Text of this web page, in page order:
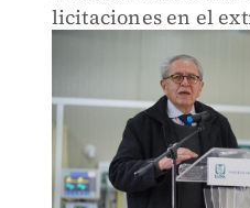
licitaciones en el
provocando
y vacíos de